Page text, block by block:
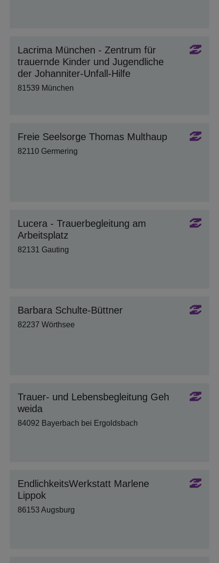
Lacrima München - Zentrum für
trauernde Kinder und Jugendliche
der Johanniter-Unfall-Hilfe
81539 München
Freie Seelsorge Thomas Multhaup
82110 Germering
Lucera - Trauerbegleitung am
Arbeitsplatz
82131 Gauting
Barbara Schulte-Büttner
82237 Wörthsee
Trauer- und Lebensbegleitung Geh
weida
84092 Bayerbach bei Ergoldsbach
EndlichkeitsWerkstatt Marlene
Lippok
86153 Augsburg